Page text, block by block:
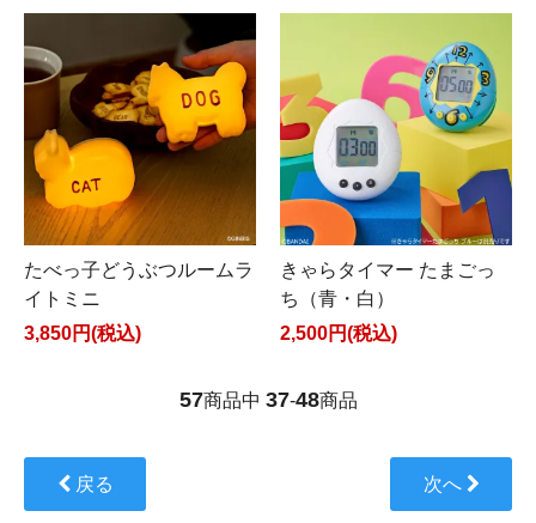
たべっ子どうぶつルームラ
イトミニ
3,850円(税込)
きゃらタイマー たまごっ
ち（青・白）
2,500円(税込)
57商品中 37-48商品
戻る 次へ